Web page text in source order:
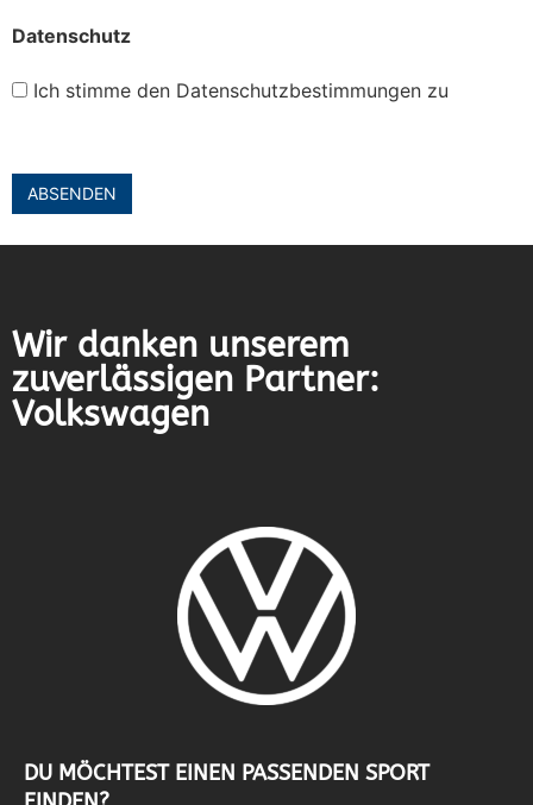
Datenschutz
Ich stimme den Datenschutzbestimmungen zu
Wir danken unserem
zuverlässigen Partner:
Volkswagen
DU MÖCHTEST EINEN PASSENDEN SPORT